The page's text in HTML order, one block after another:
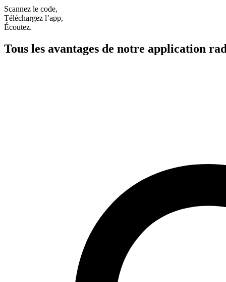
Scannez le code,
Téléchargez l’app,
Écoutez.
Tous les avantages de notre application